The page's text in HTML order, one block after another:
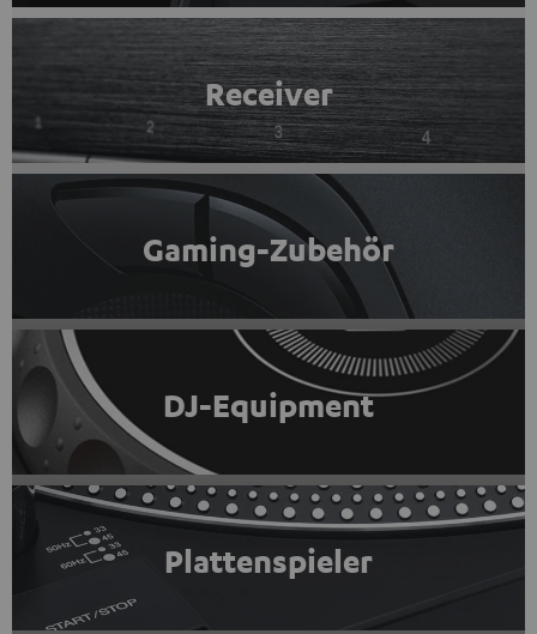
Receiver
Gaming-Zubehör
DJ-Equipment
Plattenspieler